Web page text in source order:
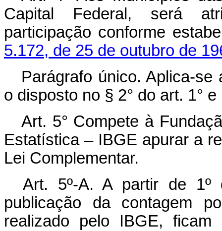
Capital Federal, será
participação conforme
5.172, de 25 de outubro de
Parágrafo único. Aplica-
o disposto no § 2° do art. 1°
Art. 5° Compete à
Estatística – IBGE apurar a
Lei Complementar.
Art. 5º-A. A partir de 1º
publicação da contagem
realizado pelo IBGE,